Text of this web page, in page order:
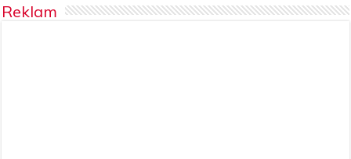
Reklam